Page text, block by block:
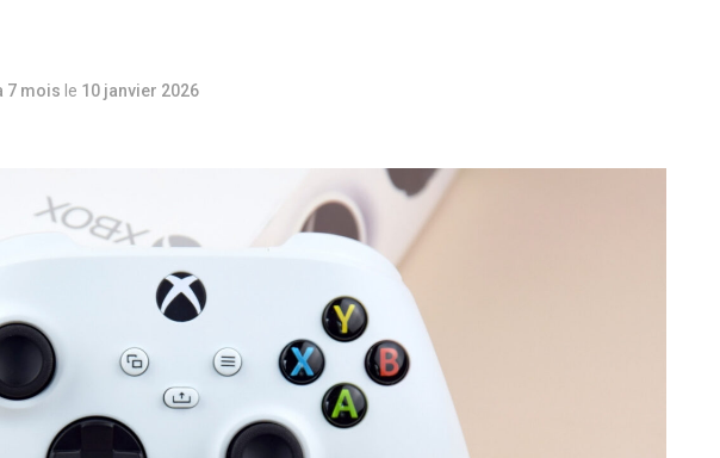
7 mois le 10 janvier 2026